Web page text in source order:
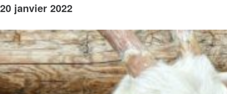
20 janvier 2022